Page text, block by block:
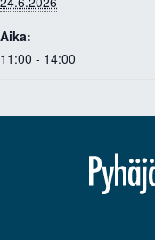
Aika:
11:00 - 14:00